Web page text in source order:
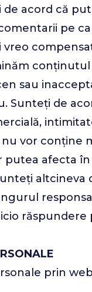
acord că
pe
sau
Sunteți de
vor conține
afecta
prin